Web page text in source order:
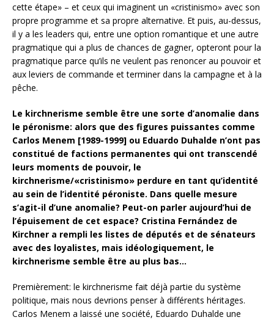
cette étape» – et ceux qui imaginent un «cristinismo» avec son
propre programme et sa propre alternative. Et puis, au-dessus,
il y a les leaders qui, entre une option romantique et une autre
pragmatique qui a plus de chances de gagner, opteront pour la
pragmatique parce qu’ils ne veulent pas renoncer au pouvoir et
aux leviers de commande et terminer dans la campagne et à la
pêche.
Le kirchnerisme semble être une sorte d’anomalie dans
le péronisme: alors que des figures puissantes comme
Carlos Menem [1989-1999] ou Eduardo Duhalde n’ont pas
constitué de factions permanentes qui ont transcendé
leurs moments de pouvoir, le
kirchnerisme/«cristinismo» perdure en tant qu’identité
au sein de l’identité péroniste. Dans quelle mesure
s’agit-il d’une anomalie? Peut-on parler aujourd’hui de
l’épuisement de cet espace? Cristina Fernández de
Kirchner a rempli les listes de députés et de sénateurs
avec des loyalistes, mais idéologiquement, le
kirchnerisme semble être au plus bas…
Premièrement: le kirchnerisme fait déjà partie du système
politique, mais nous devrions penser à différents héritages.
Carlos Menem a laissé une société, Eduardo Duhalde une